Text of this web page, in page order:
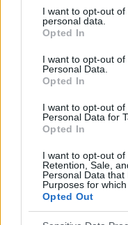
not limited to your visit
grant or deny consent
use your data for
consent section.
I want to opt-out
personal data.
Opted In
I want to opt-out
Personal Data.
Opted In
I want to opt-out
Personal Data for
Opted In
I want to opt-out of
Retention, Sale,
Personal Data
Purposes for
Opted Out
VIAJES
¿Cómo puedo
tropicales?
Si, a su regreso de un